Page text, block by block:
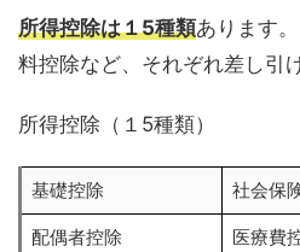
所得控除は１5種類あります
料控除など、それぞれ差し引
所得控除（１5種類）
基礎控除 社会保
配偶者控除 医療費